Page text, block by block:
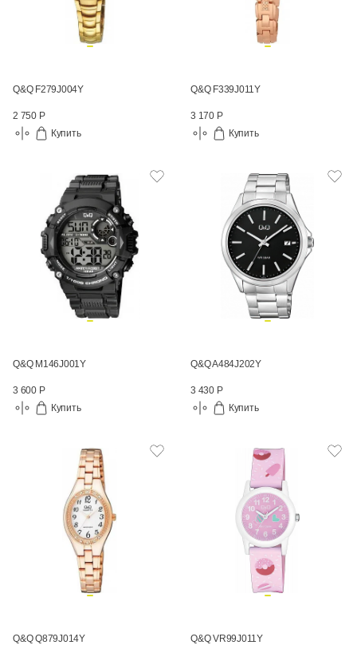
Q&Q F279J004Y
2 750 Р
Купить
Q&Q F339J011Y
3 170 Р
Купить
Q&Q M146J001Y
3 600 Р
Купить
Q&Q A484J202Y
3 430 Р
Купить
Q&Q Q879J014Y Q&Q VR99J011Y